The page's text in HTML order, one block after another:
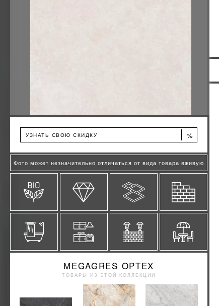
УЗНАТЬ СВОЮ СКИДКУ %
Фото может незначительно отличаться от вида товара вживую
MEGAGRES OPTEX
ТОВАРЫ ИЗ ЭТОЙ КОЛЛЕКЦИИ